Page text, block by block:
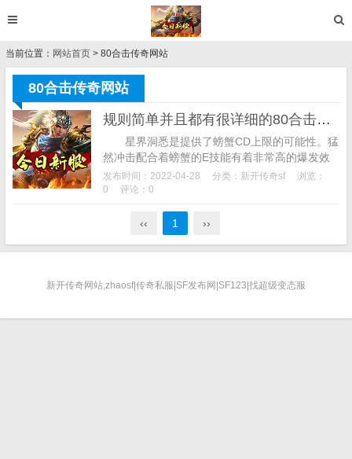
当前位置： 网站首页 > 80合击传奇网站
80合击传奇网站
规则简单并且都有很详细的80合击传奇网站见解
星界洞悉是提供了螃蟹CD上限的可能性。猛
然冲击配合着螃蟹的E技能有着非常高的爆发效
果，将其击倒后会出现一定概率得到天魔神甲.传
奇私服发布网,很多职业角色玩家会选择使...
发布时间：2022-04-28 分类： 新开传奇sf
浏览：
0
评论：0
‹‹ 1 ››
新开传奇网站,zhaosf|传奇私服|SF发布网|SF123|找超级变态服